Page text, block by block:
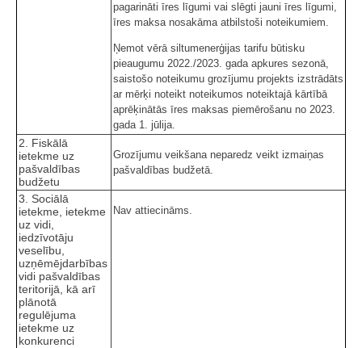
pagarināti īres līgumi vai slēgti jauni īres līgumi,
īres maksa nosakāma atbilstoši noteikumiem.
Ņemot vērā siltumenerģijas tarifu būtisku
pieaugumu 2022./2023. gada apkures sezonā,
saistošo noteikumu grozījumu projekts izstrādāts
ar mērķi noteikt noteikumos noteiktajā kārtībā
aprēķinātās īres maksas piemērošanu no 2023.
gada 1. jūlija.
2. Fiskālā
ietekme uz
pašvaldības
budžetu
Grozījumu veikšana neparedz veikt izmaiņas
pašvaldības budžetā.
3. Sociālā
ietekme, ietekme
uz vidi,
iedzīvotāju
veselību,
uzņēmējdarbības
vidi pašvaldības
teritorijā, kā arī
plānotā
regulējuma
ietekme uz
konkurenci
Nav attiecināms.